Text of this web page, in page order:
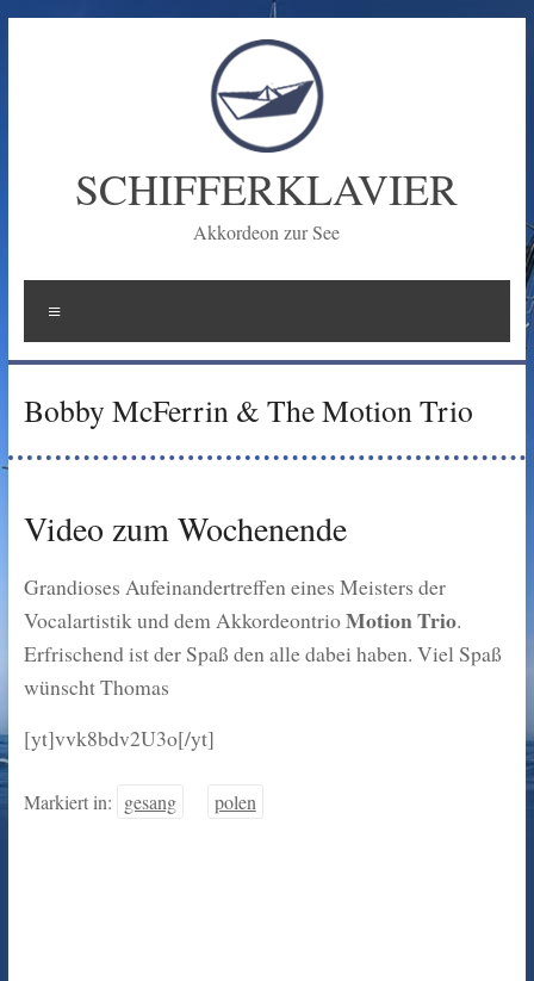
SCHIFFERKLAVIER
Akkordeon zur See
Bobby McFerrin & The Motion Trio
Video zum Wochenende
Grandioses Aufeinandertreffen eines Meisters der
Vocalartistik und dem AkkordeontrioMotion Trio.
Erfrischend ist der Spaß den alle dabei haben. Viel Spaß
wünscht Thomas
[yt]vvk8bdv2U3o[/yt]
Markiert in: gesang polen